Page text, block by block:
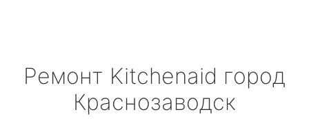
Ремонт Kitchenaid город
Краснозаводск